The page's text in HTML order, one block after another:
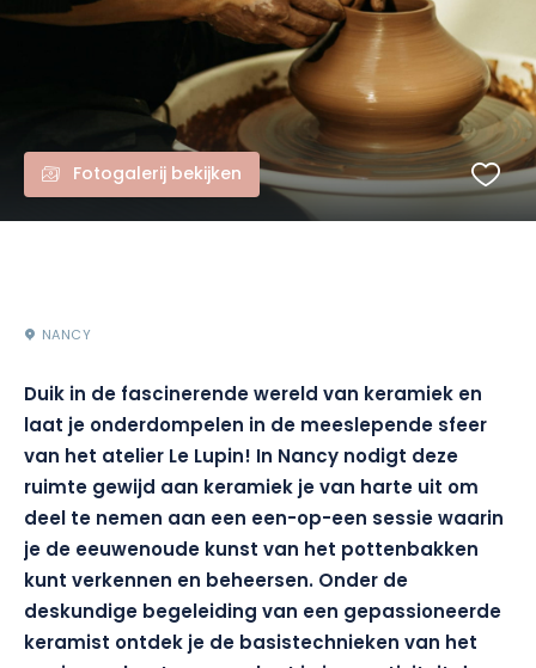
Fotogalerij bekijken
NANCY
Duik in de fascinerende wereld van keramiek en
laat je onderdompelen in de meeslepende sfeer
van het atelier Le Lupin! In Nancy nodigt deze
ruimte gewijd aan keramiek je van harte uit om
deel te nemen aan een een-op-een sessie waarin
je de eeuwenoude kunst van het pottenbakken
kunt verkennen en beheersen. Onder de
deskundige begeleiding van een gepassioneerde
keramist ontdek je de basistechnieken van het